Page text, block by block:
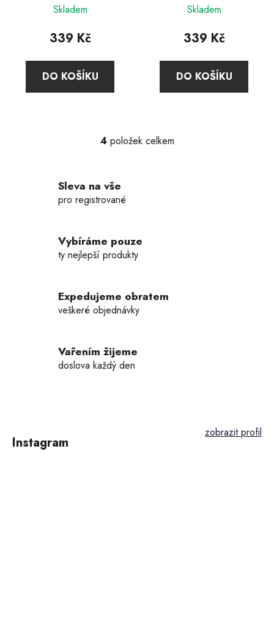
Skladem
339 Kč
DO KOŠÍKU
Skladem
339 Kč
DO KOŠÍKU
O
í
p
k
y
v
p
4položek celkem
Sleva na vše
pro registrované
Vybíráme pouze
ty nejlepší produkty
Expedujeme obratem
veškeré objednávky
Vařením žijeme
doslova každý den
Instagram